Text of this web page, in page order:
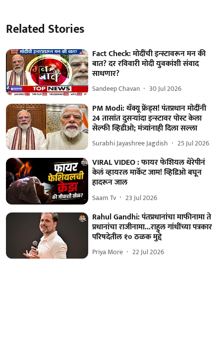
Related Stories
Fact Check: मोदींची इन्स्टावरून मन की
बात? दर रविवारी मोदी युवकांशी संवाद
साधणार?
Sandeep Chavan 30 Jul 2026
PM Modi: थँक्यू फ्रेंड्स! पंतप्रधान मोदींनी
24 तासांत दुसऱ्यांदा इन्स्टावर पोस्ट केला
सेल्फी व्हिडीओ; मंत्र्यांनाही दिला सल्ला
Surabhi Jayashree Jagdish 25 Jul 2026
VIRAL VIDEO : फायर फेशियल थेरेपीनं
केलं व्हायरल मार्केट जाम! व्हिडिओ बघून
हादरून जाल
Saam Tv 23 Jul 2026
Rahul Gandhi: पंतप्रधानांचा माफीनामा ते
प्रधानांचा राजीनामा...राहुल गांधींच्या पत्रकार
परिषदेतील १० ठळक मुद्दे
Priya More 22 Jul 2026